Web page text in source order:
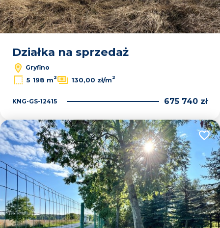
Działka na sprzedaż
Gryfino
5 198 m2 130,00 zł/m2
KNG-GS-12415 675 740 zł